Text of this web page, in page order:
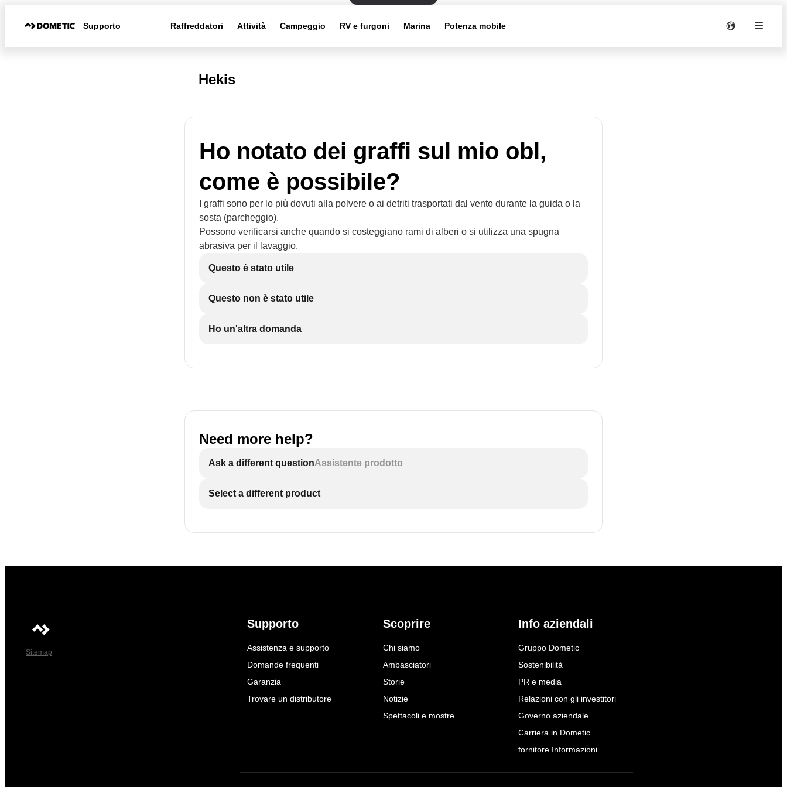
Supporto Raffreddatori Attività Campeggio RV e furgoni Marina Potenza mobile
Hekis
Ho notato dei graffi sul mio obl,
come è possibile?
I graffi sono per lo più dovuti alla polvere o ai detriti trasportati dal vento durante la guida o la
sosta (parcheggio).
Possono verificarsi anche quando si costeggiano rami di alberi o si utilizza una spugna
abrasiva per il lavaggio.
Questo è stato utile
Questo non è stato utile
Ho un'altra domanda
Need more help?
Ask a different questionAssistente prodotto
Select a different product
Sitemap
Supporto
Assistenza e supporto
Domande frequenti
Garanzia
Trovare un distributore
Scoprire
Chi siamo
Ambasciatori
Storie
Notizie
Spettacoli e mostre
Info aziendali
Gruppo Dometic
Sostenibilità
PR e media
Relazioni con gli investitori
Governo aziendale
Carriera in Dometic
fornitore Informazioni